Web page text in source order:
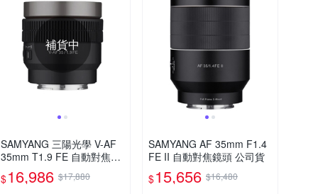
補貨中
SAMYANG 三陽光學 V-AF
35mm T1.9 FE 自動對焦電
影鏡 Sony FE 公司貨
$16,986 $17,880
SAMYANG AF 35mm F1.4
FE II 自動對焦鏡頭 公司貨
$15,656 $16,480